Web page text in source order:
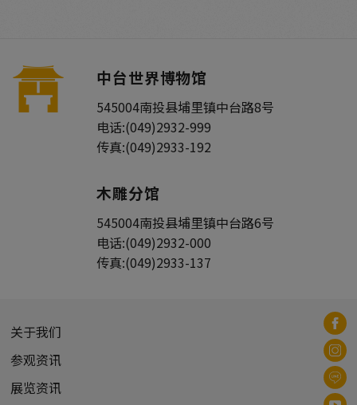
中台世界博物馆
545004南投县埔里镇中台路8号
电话:(049)2932-999
传真:(049)2933-192
木雕分馆
545004南投县埔里镇中台路6号
电话:(049)2932-000
传真:(049)2933-137
关于我们
参观资讯
展览资讯